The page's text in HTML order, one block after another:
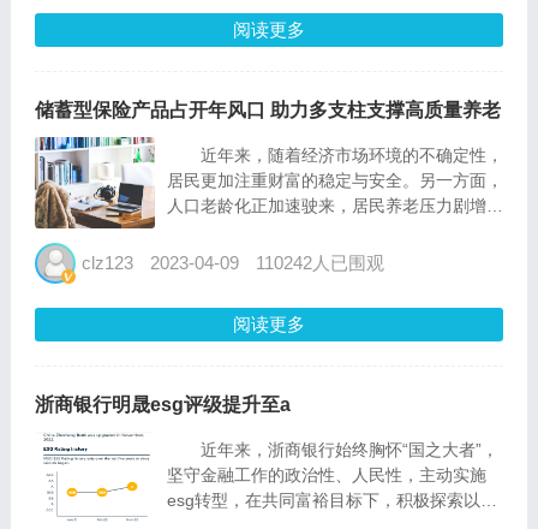
祥航空1-6...
阅读更多
储蓄型保险产品占开年风口 助力多支柱支撑高质量养老
近年来，随着经济市场环境的不确定性，
居民更加注重财富的稳定与安全。另一方面，
人口老龄化正加速驶来，居民养老压力剧增，
型保险产品备受市场欢迎。而从近期各大险企
两全保险 万能...
clz123 2023-04-09 110242人已围观
阅读更多
浙商银行明晟esg评级提升至a
近年来，浙商银行始终胸怀“国之大者”，
坚守金融工作的政治性、人民性，主动实施
esg转型，在共同富裕目标下，积极探索以金